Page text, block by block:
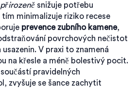
přirozeně snižuje potřebu
tím minimalizuje riziko recese
prevence zubního kamene,
povrchových nečistot
V praxi to znamená
na křesle a méně bolestivý pocit.
pravidelných
zvyšuje se šance zachytit